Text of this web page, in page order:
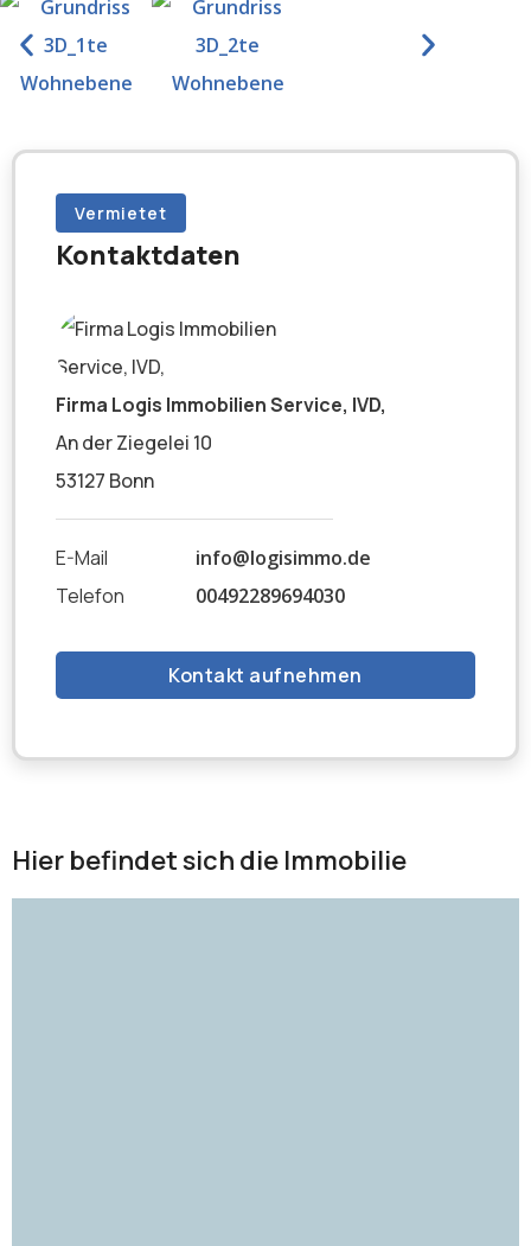
Vermietet
Kontaktdaten
Firma Logis Immobilien Service, IVD,
An der Ziegelei 10
53127 Bonn
E-Mail
info@logisimmo.de
Telefon
00492289694030
Kontakt aufnehmen
Hier befindet sich die Immobilie